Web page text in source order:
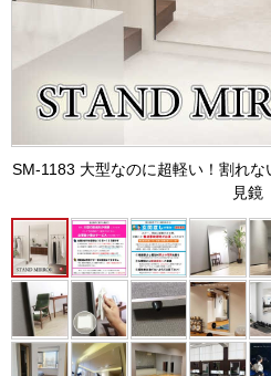
SM-1183 大型なのに超軽い！割れ
見鏡